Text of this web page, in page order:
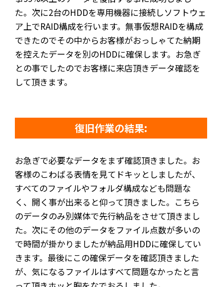
た。次に2台のHDDを専用機器に接続しソフトウェ
ア上でRAID構成を行います。無事仮想RAIDを構成
できたのでその中からお客様がおっしゃてた納期
を控えたデータを別のHDDに確保します。お急ぎ
との事でしたのでお客様に来店頂きデータ確認を
して頂きます。
復旧作業の結果:
お急ぎで必要なデータをまず確認頂きました。お
客様のこわばる表情を見てドキッとしましたが、
すべてのファイルやフォルダ構成なども問題な
く、開く事が出来ると仰って頂きました。こちら
のデータのみ別媒体で先行納品をさせて頂きまし
た。次にその他のデータをファイル点数が多いの
で時間が掛かりましたが納品用HDDに確保してい
きます。最後にこの確保データを確認頂きました
が、気になるファイルはすべて問題なかったと言